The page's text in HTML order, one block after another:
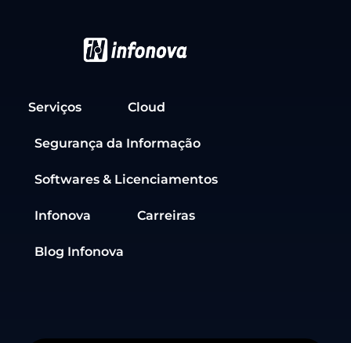
Serviços Cloud
Segurança da Informação
Softwares & Licenciamentos
Infonova Carreiras
Blog Infonova